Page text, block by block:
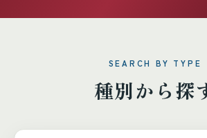
SEARCH BY TYPE
種別から探